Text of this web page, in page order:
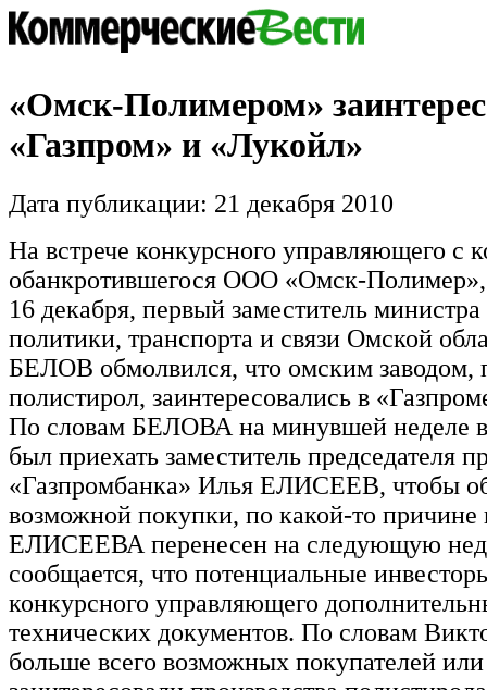
«Омск-Полимером»
«Газпром» и «Лукойл»
Дата публикации: 21 декабря 2010
На встрече конкурсного управляющего с
обанкротившегося ООО «Омск-Полимер»,
16 декабря, первый заместитель
политики, транспорта и связи Омской
БЕЛОВ обмолвился, что омским заводом,
полистирол, заинтересовались в
По словам БЕЛОВА на минувшей неделе
был приехать заместитель председателя
«Газпромбанка» Илья ЕЛИСЕЕВ, чтобы
возможной покупки, по какой-то причине
ЕЛИСЕЕВА перенесен на следующую
сообщается, что потенциальные
конкурсного управляющего
технических документов. По словам
больше всего возможных покупателей или